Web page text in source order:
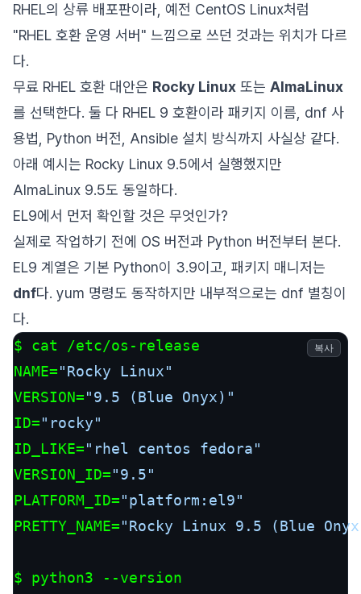
RHEL의 상류 배포판이라, 예전 CentOS Linux처럼
"RHEL 호환 운영 서버" 느낌으로 쓰던 것과는 위치가 다르
다.
무료 RHEL 호환 대안은 Rocky Linux 또는 AlmaLinux
를 선택한다. 둘 다 RHEL 9 호환이라 패키지 이름, dnf 사
용법, Python 버전, Ansible 설치 방식까지 사실상 같다.
아래 예시는 Rocky Linux 9.5에서 실행했지만
AlmaLinux 9.5도 동일하다.
EL9에서 먼저 확인할 것은 무엇인가?
실제로 작업하기 전에 OS 버전과 Python 버전부터 본다.
EL9 계열은 기본 Python이 3.9이고, 패키지 매니저는
dnf다. yum 명령도 동작하지만 내부적으로는 dnf 별칭이
다.
$ cat /etc/os-release
NAME="Rocky Linux"
VERSION="9.5 (Blue Onyx)"
ID="rocky"
ID_LIKE="rhel centos fedora"
VERSION_ID="9.5"
PLATFORM_ID="platform:el9"
PRETTY_NAME="Rocky Linux 9.5 (Blue
$ python3 --version
복사